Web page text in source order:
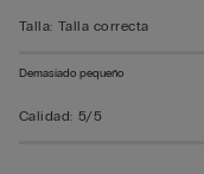
Talla: Talla correcta
Demasiado pequeño
Calidad: 5/5